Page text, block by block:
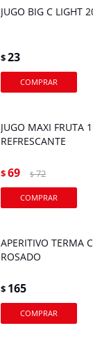
JUGO BIG C LIGHT
$23
JUGO MAXI FRUTA
REFRESCANTE
$69 $ 72
APERITIVO TERMA
ROSADO
$ 165